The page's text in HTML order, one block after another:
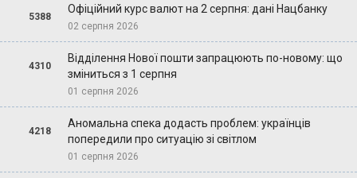
5388
Офіційний курс валют на 2 серпня: дані Нацбанку
02 серпня 2026
4310
Відділення Нової пошти запрацюють по-новому: що
зміниться з 1 серпня
01 серпня 2026
4218
Аномальна спека додасть проблем: українців
попередили про ситуацію зі світлом
01 серпня 2026